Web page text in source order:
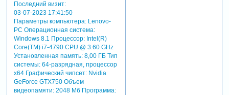
Последний визит:
03-07-2023 17:41:50
Параметры компьютера:Lenovo-
PC Операционная система:
Windows 8.1 Процессор: Intel(R)
Core(TM) i7-4790 CPU @ 3.60 GHz
Установленная память: 8,00 ГБ Тип
системы: 64-разрядная, процессор
х64 Графический чипсет: Nvidia
GeForce GTX750 Объем
видеопамяти: 2048 Мб Программа: